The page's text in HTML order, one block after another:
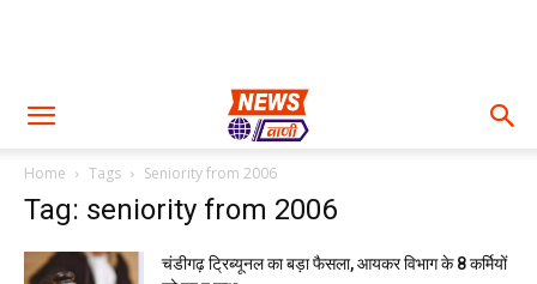
Home Tags Seniority from 2006
Tag: seniority from 2006
चंडीगढ़ ट्रिब्यूनल का बड़ा फैसला, आयकर विभाग के 8 कर्मियों